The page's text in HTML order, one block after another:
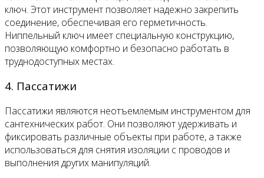
ключ. Этот инструмент позволяет надежно закрепить
соединение, обеспечивая его герметичность.
Ниппельный ключ имеет специальную конструкцию,
позволяющую комфортно и безопасно работать в
труднодоступных местах.
4. Пассатижи
Пассатижи являются неотъемлемым инструментом для
сантехнических работ. Они позволяют удерживать и
фиксировать различные объекты при работе, а также
использоваться для снятия изоляции с проводов и
выполнения других манипуляций.